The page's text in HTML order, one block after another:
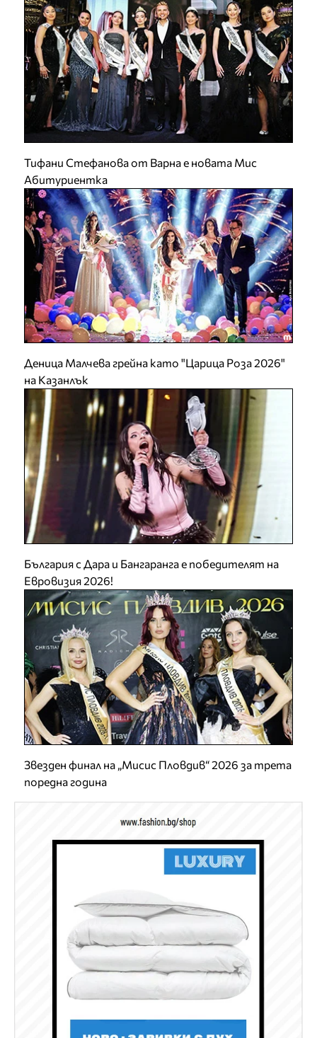
Тифани Стефанова от Варна е новата Мис
Абитуриентка
Деница Малчева грейна като "Царица Роза 2026"
на Казанлък
България с Дара и Бангаранга е победителят на
Евровизия 2026!
Звезден финал на „Мисис Пловдив“ 2026 за трета
поредна година